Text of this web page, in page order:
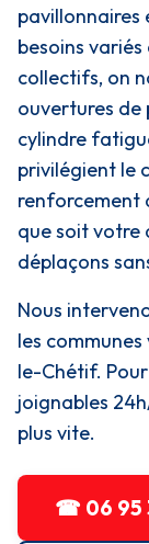
pavillonnaires
besoins
collectifs, on
ouvertures de
cylindre
privilégient le
renforcement
que soit votre
déplaçons
Nous
les
le-Chétif.
joignables
plus vite.
☎ 06 95